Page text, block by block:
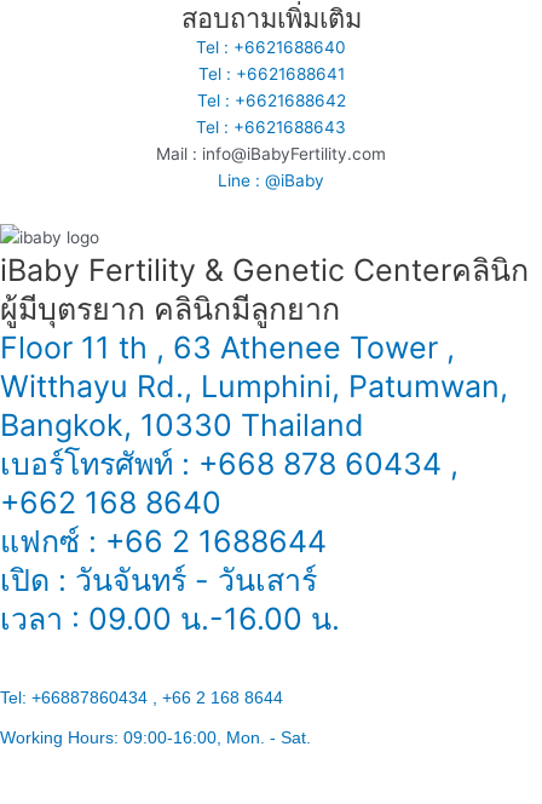
สอบถามเพิ่มเติม
Tel : +6621688640
Tel : +6621688641
Tel : +6621688642
Tel : +6621688643
Mail : info@iBabyFertility.com
Line : @iBaby
iBaby Fertility & Genetic Center​ คลินิก
ผู้มีบุตรยาก คลินิกมีลูกยาก
Floor 11 th , 63 Athenee Tower ,
Witthayu Rd., Lumphini, Patumwan,
Bangkok, 10330 Thailand
เบอร์โทรศัพท์ : +668 878 60434 ,
+662 168 8640
แฟกซ์ : +66 2 1688644
เปิด : วันจันทร์ - วันเสาร์
เวลา : 09.00 น.-16.00 น.
Tel: +66887860434 , +66 2 168 8644
Working Hours: 09:00-16:00 , Mon. - Sat.